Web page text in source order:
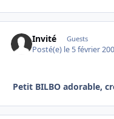
Invité Guests
Posté(e) le 5 février
Petit BILBO adorable,